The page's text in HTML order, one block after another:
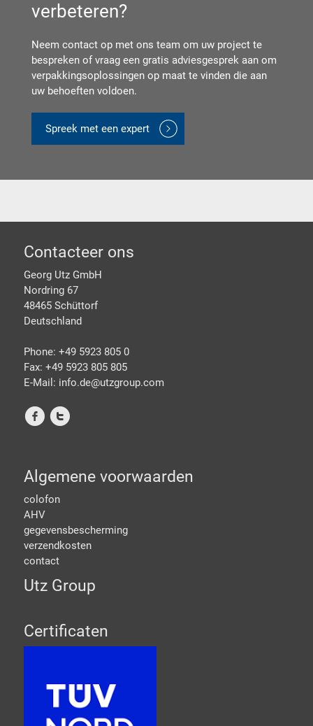
verbeteren?
Neem contact op met ons team om uw project te
bespreken of vraag een gratis adviesgesprek aan om
verpakkingsoplossingen op maat te vinden die aan
uw behoeften voldoen.
Spreek met een expert
Footer
Contacteer ons
Georg Utz GmbH
Nordring 67
48465 Schüttorf
Deutschland
Phone: +49 5923 805 0
Fax: +49 5923 805 805
E-Mail: info.de@utzgroup.com
f t
Algemene voorwaarden
colofon
AHV
gegevensbescherming
verzendkosten
contact
Utz Group
Certificaten